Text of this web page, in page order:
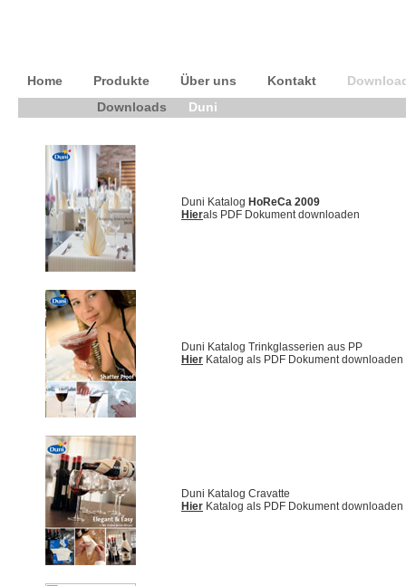
Home Produkte Über uns Kontakt
Downloads
Duni
Duni Katalog HoReCa 2009
Hierals PDF Dokument downloaden
Duni Katalog Trinkglasserien aus PP
Hier Katalog als PDF Dokument downloaden
Duni Katalog Cravatte
Hier Katalog als PDF Dokument downloaden